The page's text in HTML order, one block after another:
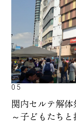
05
関内セルテ解
～子どもたちと